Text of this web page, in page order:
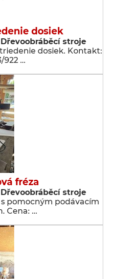
dosiek
stroje
dosiek. Kontakt:
922 …
fréza
stroje
pomocným podávacím
Cena: …